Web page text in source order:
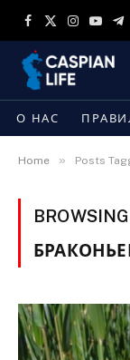
Facebook
X
Instagram
О НАС
Home » Posts